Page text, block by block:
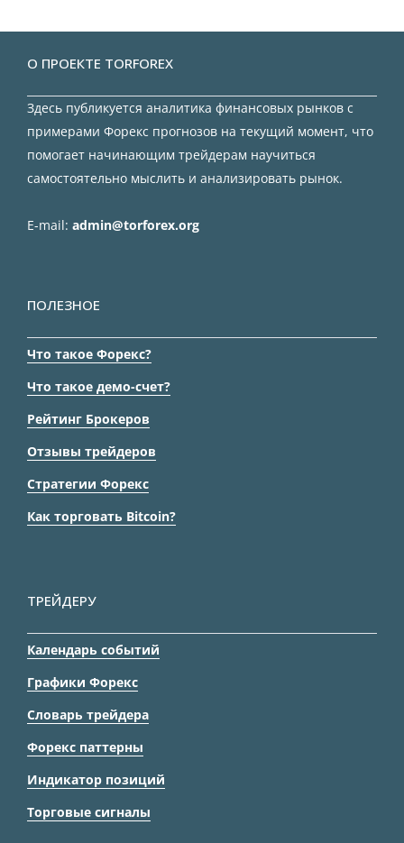
О ПРОЕКТЕ TORFOREX
Здесь публикуется аналитика финансовых рынков с
примерами Форекс прогнозов на текущий момент, что
помогает начинающим трейдерам научиться
самостоятельно мыслить и анализировать рынок.
E-mail: admin@torforex.org
ПОЛЕЗНОЕ
Что такое Форекс?
Что такое демо-счет?
Рейтинг Брокеров
Отзывы трейдеров
Стратегии Форекс
Как торговать Bitcoin?
ТРЕЙДЕРУ
Календарь событий
Графики Форекс
Словарь трейдера
Форекс паттерны
Индикатор позиций
Торговые сигналы